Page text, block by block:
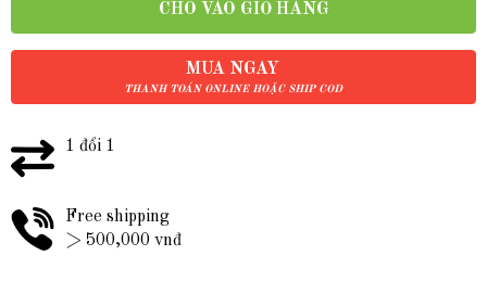
CHO VÀO GIỎ HÀNG
MUA NGAY
THANH TOÁN ONLINE HOẶC SHIP COD
1 đổi 1
Free shipping
> 500,000 vnđ